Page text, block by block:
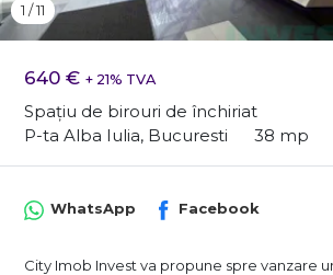
640 € + 21% TVA
Spațiu de birouri de închiriat
P-ta Alba Iulia, Bucuresti
38 mp
1 /11
WhatsApp Facebook
City Imob Invest va propune spre vanzare